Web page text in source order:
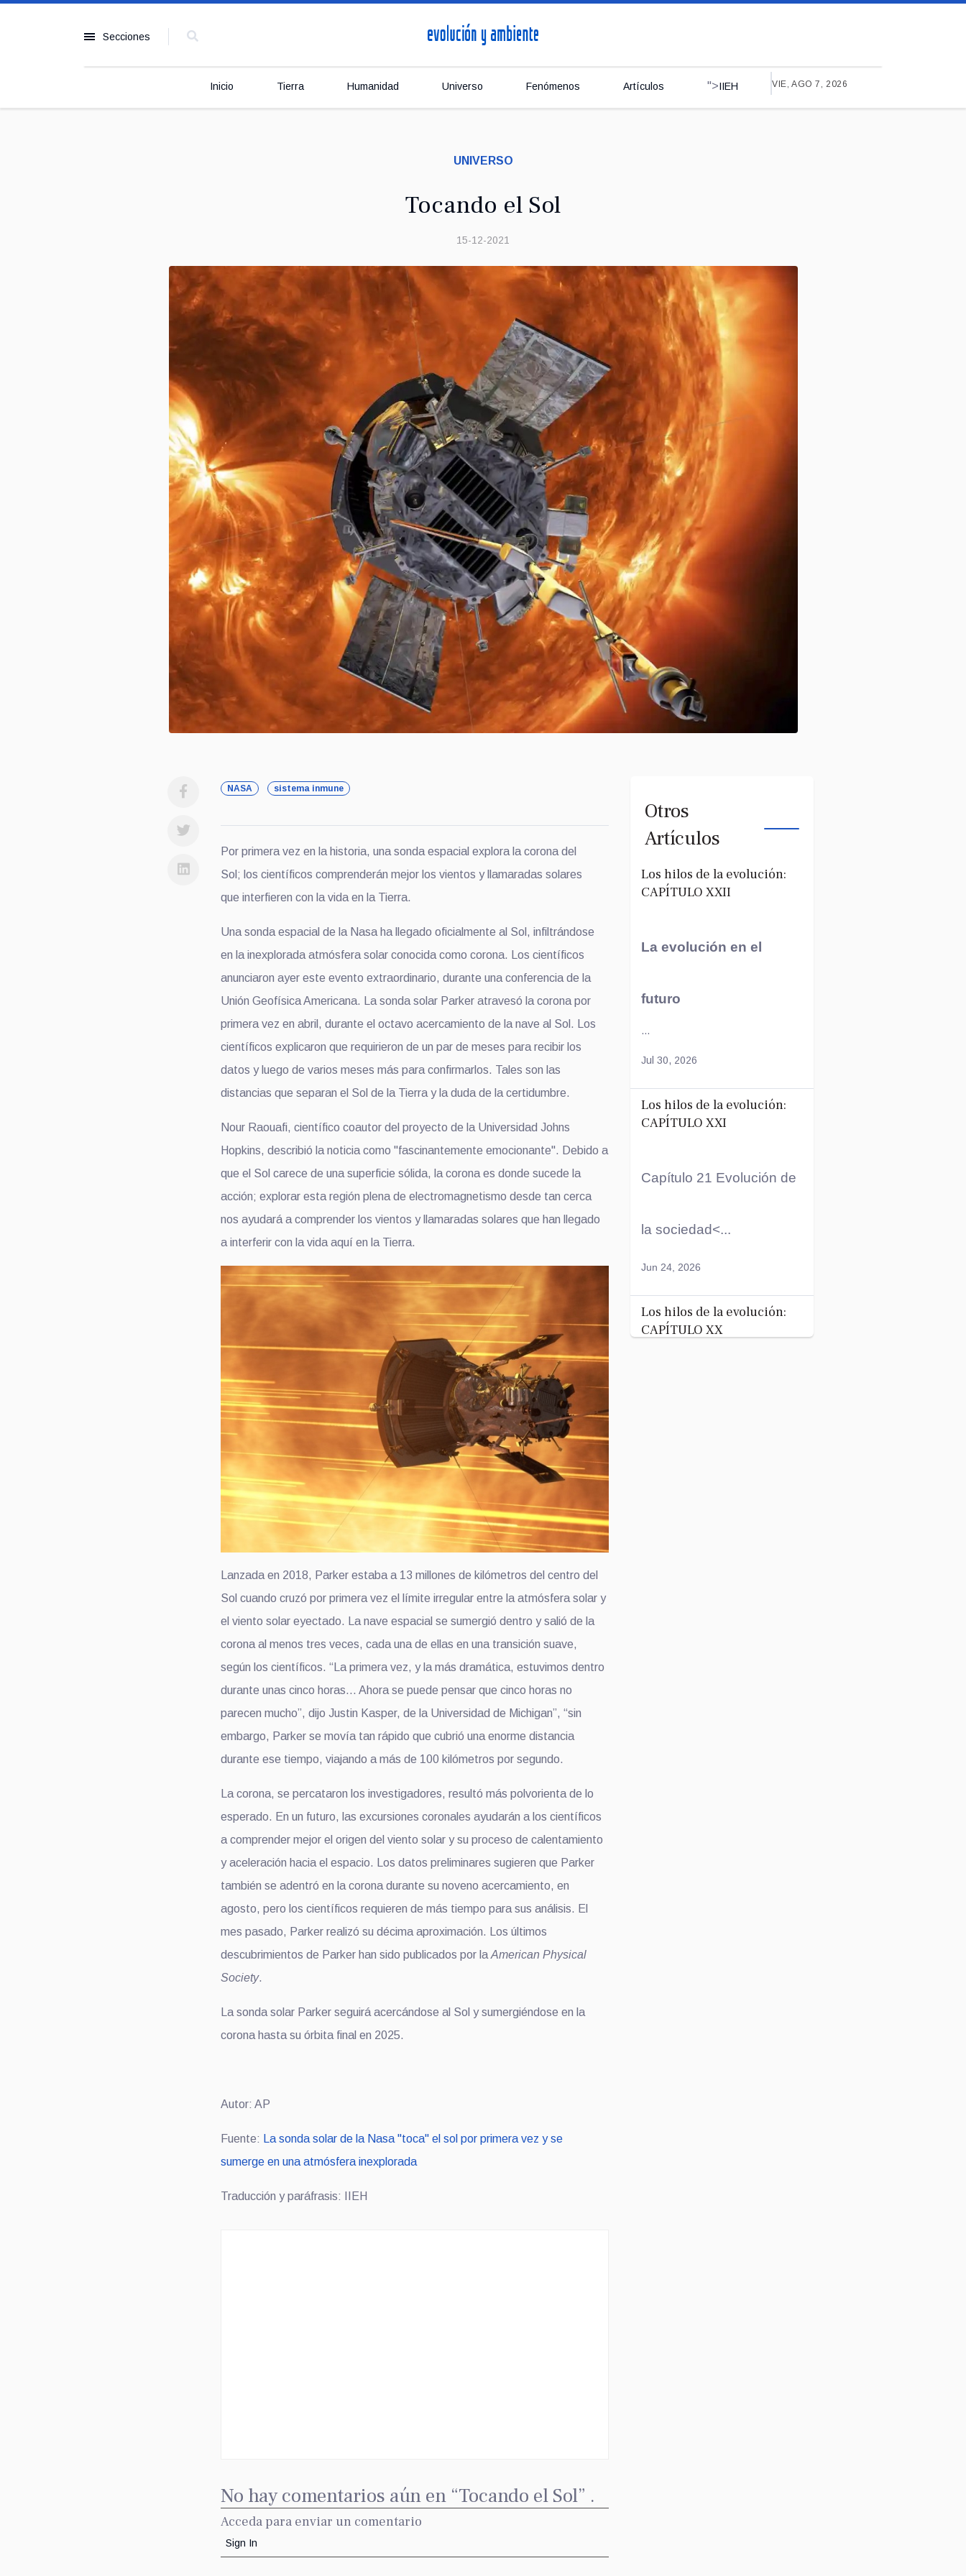
Secciones
Inicio Tierra Humanidad Universo Fenómenos Artículos ">IIEH VIE, AGO 7, 2026
UNIVERSO
Tocando el Sol
15-12-2021
NASA sistema inmune
Por primera vez en la historia, una sondaespacial explora la coronadel
Sol; los científicos comprenderán mejor los vientos y llamaradas solares
que interfieren con la vida en la Tierra.
Una sondaespacial de la Nasa ha llegado oficialmente al Sol, infiltrándose
en la inexplorada atmósfera solar conocida como corona. Los científicos
anunciaron ayer este evento extraordinario, durante una conferenciade la
Unión Geofísica Americana. La sonda solar Parker atravesó la coronapor
primera vez en abril, durante el octavo acercamiento de la nave al Sol. Los
científicos explicaron que requirieron de un par de meses pararecibir los
datos y luego de varios meses más paraconfirmarlos. Tales son las
distancias que separan el Sol de la Tierra y la duda de la certidumbre.
Nour Raouafi, científico coautor del proyecto de la Universidad Johns
Hopkins, describió la noticia como "fascinantemente emocionante". Debido a
que el Sol carece de una superficie sólida, la corona es donde sucede la
acción; explorar esta región plena de electromagnetismo desde tan cerca
nos ayudará a comprender los vientos y llamaradas solares que han llegado
ainterferir con la vida aquí en la Tierra.
Lanzada en 2018, Parker estaba a 13 millones de kilómetros del centro del
Sol cuando cruzó por primera vez el límite irregular entre la atmósfera solar y
el viento solar eyectado. La nave espacial se sumergió dentro ysalió de la
corona al menos tres veces, cada una de ellas en una transición suave,
según los científicos. “La primera vez, y la más dramática, estuvimos dentro
durante unas cinco horas... Ahora se puede pensar que cinco horas no
parecen mucho”, dijo Justin Kasper, de la Universidad de Michigan”, “sin
embargo, Parker se movía tan rápido que cubrió una enorme distancia
durante ese tiempo, viajando a más de 100 kilómetros por segundo.
La corona, se percataron los investigadores, resultó más polvorienta de lo
esperado. En un futuro, las excursiones coronales ayudarán a los científicos
a comprender mejor el origen del viento solar ysu proceso de calentamiento
yaceleración hacia el espacio. Los datos preliminares sugieren que Parker
también se adentró en la corona durante su noveno acercamiento, en
agosto, pero los científicos requieren de más tiempo para sus análisis. El
mes pasado, Parker realizó su décima aproximación. Los últimos
descubrimientos de Parker han sido publicados por la American Physical
Society.
La sonda solar Parker seguirá acercándose al Sol y sumergiéndose en la
corona hasta su órbita final en 2025.
Autor: AP
Fuente:
La sonda solar de la Nasa "toca" el sol por primera vez y se
sumerge en una atmósfera inexplorada
Traducción y paráfrasis: IIEH
No hay comentarios aún en “Tocando el Sol” .
Acceda para enviar un comentario
Sign In
Otros
Artículos
Los hilos de la evolución:
CAPÍTULO XXII
La evolución en el
futuro
...
Jul 30, 2026
Los hilos de la evolución:
CAPÍTULO XXI
Capítulo 21 Evolución de
la sociedad<...
Jun 24, 2026
Los hilos de la evolución:
CAPÍTULO XX